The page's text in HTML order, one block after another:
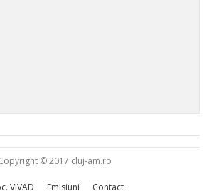
© 2017 cluj-am.ro
VIVAD Emisiuni Contact